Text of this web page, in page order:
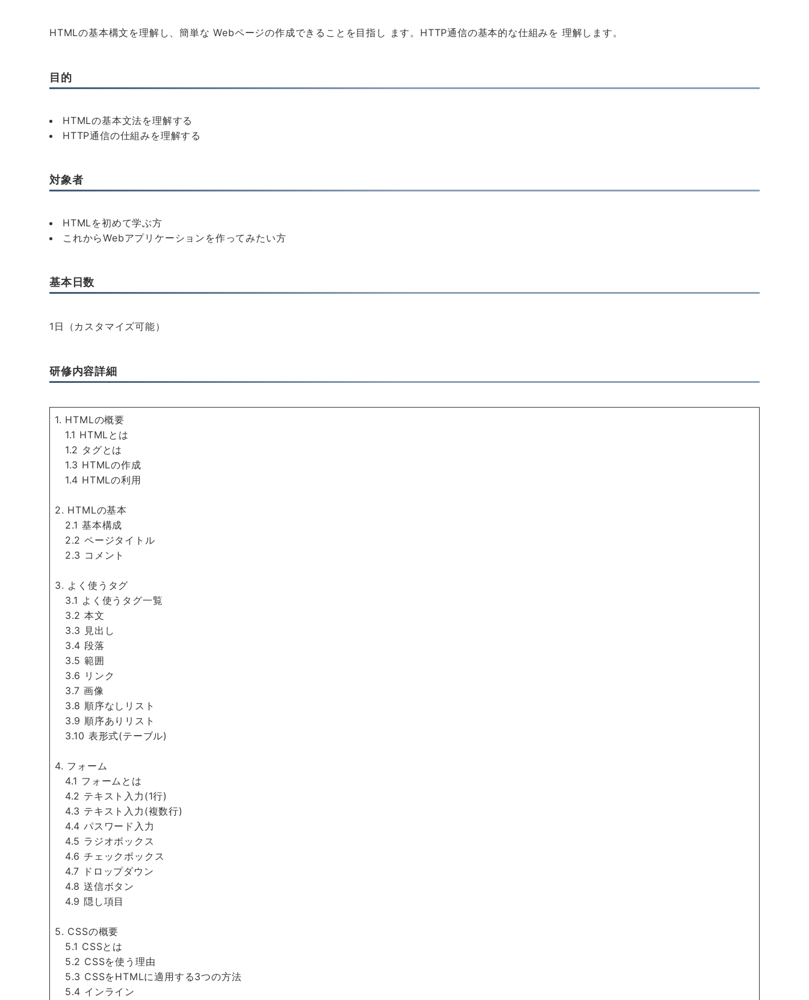
HTMLの基本構文を理解し、簡単な Webページの作成できることを目指し ます。HTTP通信の基本的な仕組みを 理解します。
目的
HTMLの基本文法を理解する
HTTP通信の仕組みを理解する
対象者
HTMLを初めて学ぶ方
これからWebアプリケーションを作ってみたい方
基本日数
1日（カスタマイズ可能）
研修内容詳細
1. HTMLの概要
1.1 HTMLとは
1.2 タグとは
1.3 HTMLの作成
1.4 HTMLの利用
2. HTMLの基本
2.1 基本構成
2.2 ページタイトル
2.3 コメント
3. よく使うタグ
3.1 よく使うタグ一覧
3.2 本文
3.3 見出し
3.4 段落
3.5 範囲
3.6 リンク
3.7 画像
3.8 順序なしリスト
3.9 順序ありリスト
3.10 表形式(テーブル)
4. フォーム
4.1 フォームとは
4.2 テキスト入力(1行)
4.3 テキスト入力(複数行)
4.4 パスワード入力
4.5 ラジオボックス
4.6 チェックボックス
4.7 ドロップダウン
4.8 送信ボタン
4.9 隠し項目
5. CSSの概要
5.1 CSSとは
5.2 CSSを使う理由
5.3 CSSをHTMLに適用する3つの方法
5.4 インライン